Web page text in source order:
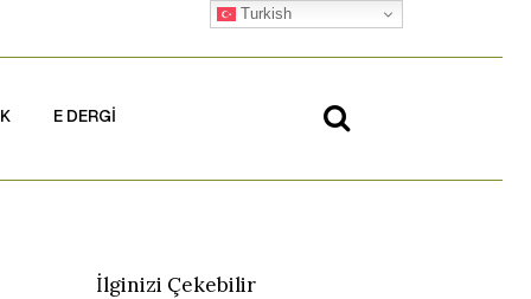
E DERGİ
İlginizi Çekebilir
Turkish